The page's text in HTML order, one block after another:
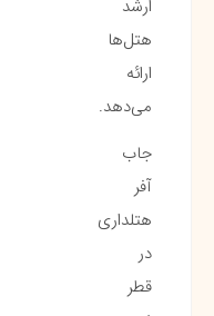
ارشد
هتل‌ها
ارائه
می‌دهد.
جاب
آفر
هتلداری
در
قطر